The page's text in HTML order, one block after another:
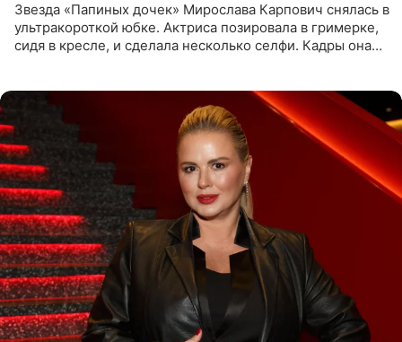
Звезда «Папиных дочек» Мирослава Карпович снялась в
ультракороткой юбке. Актриса позировала в гримерке,
сидя в кресле, и сделала несколько селфи. Кадры она